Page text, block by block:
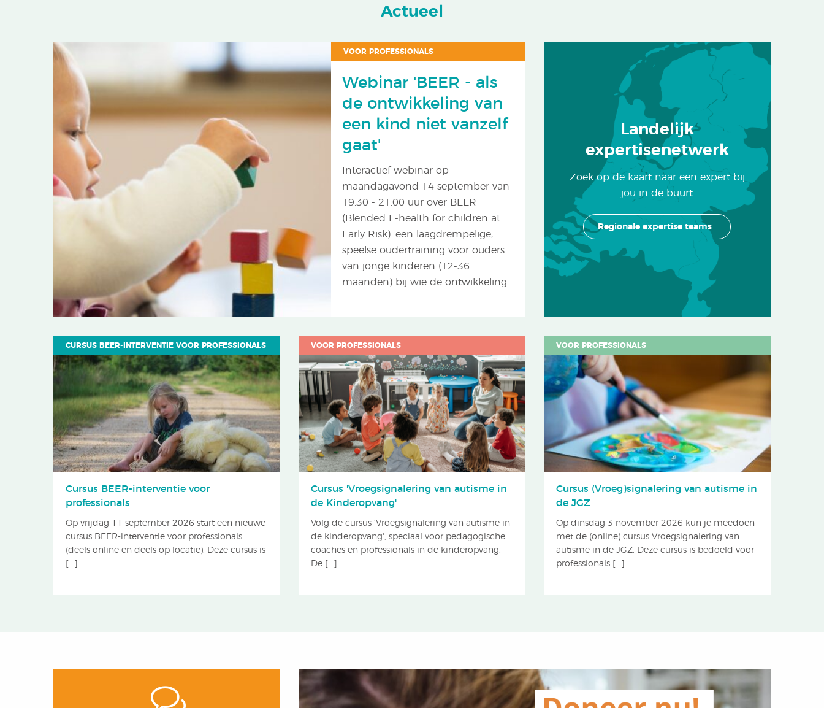
Actueel
VOOR PROFESSIONALS
Webinar 'BEER - als
de ontwikkeling van
een kind niet vanzelf
gaat'
Interactief webinar op
maandagavond 14 september van
19.30 - 21.00 uur over BEER
(Blended E-health for children at
Early Risk): een laagdrempelige,
speelse oudertraining voor ouders
van jonge kinderen (12-36
maanden) bij wie de ontwikkeling
CURSUS BEER-INTERVENTIE VOOR PROFESSIONALS
Cursus BEER-interventie voor
professionals
Op vrijdag 11 september 2026 start een nieuwe
cursus BEER-interventie voor professionals
(deels online en deels op locatie). Deze cursus is
[...]
VOOR PROFESSIONALS
Cursus 'Vroegsignalering van autisme in
de Kinderopvang'
Volg de cursus 'Vroegsignalering van autisme in
de kinderopvang', speciaal voor pedagogische
coaches en professionals in de kinderopvang.
De [...]
VOOR PROFESSIONALS
Cursus (Vroeg)signalering van autisme in
de JGZ
Op dinsdag 3 november 2026 kun je meedoen
met de (online) cursus Vroegsignalering van
autisme in de JGZ. Deze cursus is bedoeld voor
professionals [...]
Landelijk
expertisenetwerk
Zoek op de kaart naar een expert bij
jou in de buurt
Regionale expertise teams